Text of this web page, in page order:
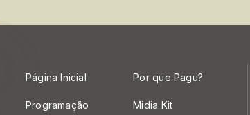
Página Inicial
Programação
Por que Pagu?
Midia Kit